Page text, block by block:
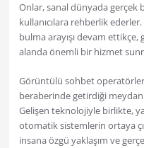
Onlar, sanal dünyada gerçek
kullanıcılara rehberlik
bulma arayışı devam
alanda önemli bir hizmet
Görüntülü sohbet
beraberinde getirdiği meydan
Gelişen teknolojiyle birlikte,
otomatik sistemlerin ortaya
insana özgü yaklaşım ve